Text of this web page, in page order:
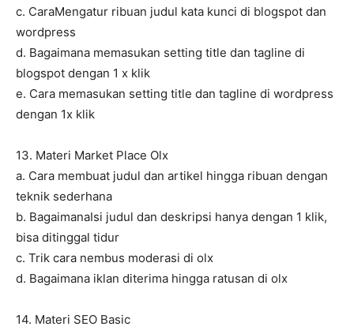
c. CaraMengatur ribuan judul kata kunci di blogspot dan
wordpress
d. Bagaimana memasukan setting title dan tagline di
blogspot dengan 1 x klik
e. Cara memasukan setting title dan tagline di wordpress
dengan 1x klik
13. Materi Market Place Olx
a. Cara membuat judul dan artikel hingga ribuan dengan
teknik sederhana
b. BagaimanaIsi judul dan deskripsi hanya dengan 1 klik,
bisa ditinggal tidur
c. Trik cara nembus moderasi di olx
d. Bagaimana iklan diterima hingga ratusan di olx
14. Materi SEO Basic